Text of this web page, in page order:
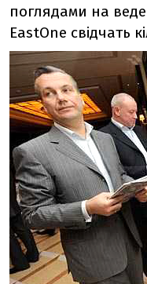
поглядами на
EastOne свідчать